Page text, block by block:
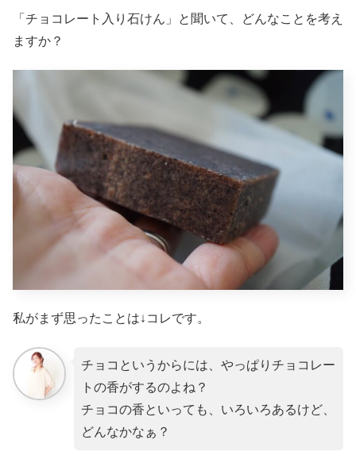
「チョコレート入り石けん」と聞いて、どんなことを考え
ますか？
私がまず思ったことは↓コレです。
チョコというからには、やっぱりチョコレー
トの香がするのよね？
チョコの香といっても、いろいろあるけど、
どんなかなぁ？